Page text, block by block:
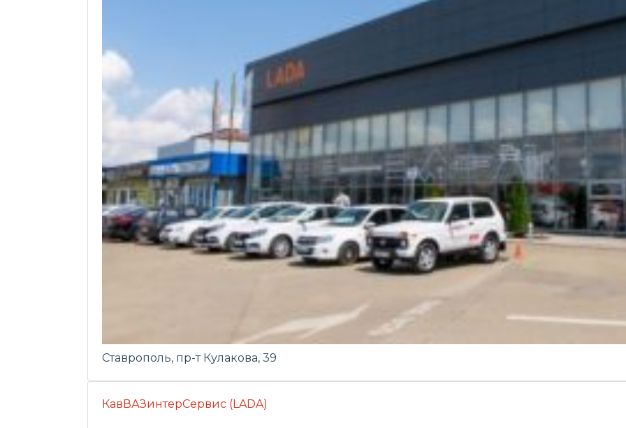
Ставрополь, пр-т Кулакова, 39
КавВАЗинтерСервис (LADA)